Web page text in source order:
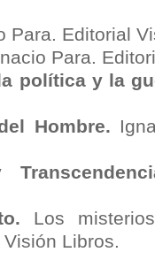
Para. Editorial
Para.
política y la
Hombre.
Los
Libros.